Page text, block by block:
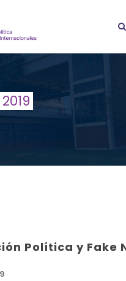
Política y Fake